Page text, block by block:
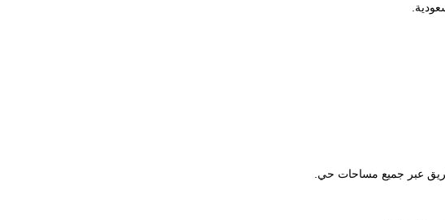
عبر جميع مساحات حي.